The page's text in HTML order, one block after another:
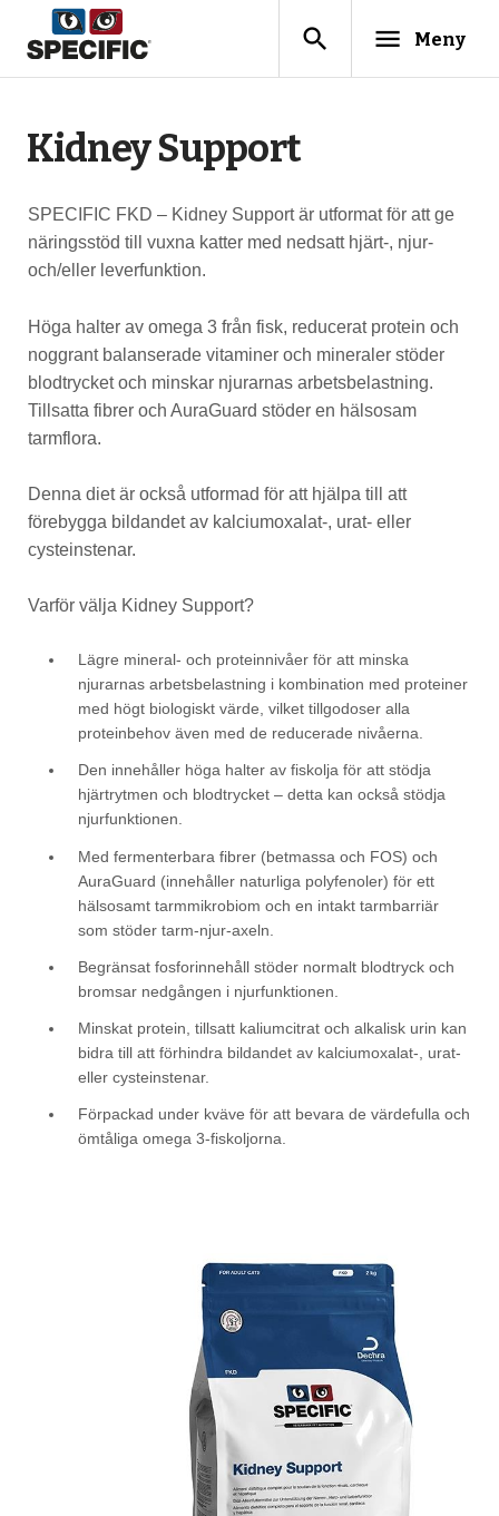
search menu Meny
Kidney Support
SPECIFIC FKD – Kidney Support är utformat för att ge
näringsstöd till vuxna katter med nedsatt hjärt-, njur-
och/eller leverfunktion.
Höga halter av omega 3 från fisk, reducerat protein och
noggrant balanserade vitaminer och mineraler stöder
blodtrycket och minskar njurarnas arbetsbelastning.
Tillsatta fibrer och AuraGuard stöder en hälsosam
tarmflora.
Denna diet är också utformad för att hjälpa till att
förebygga bildandet av kalciumoxalat-, urat- eller
cysteinstenar.
Varför välja Kidney Support?
Lägre mineral- och proteinnivåer för att minska
njurarnas arbetsbelastning i kombination med proteiner
med högt biologiskt värde, vilket tillgodoser alla
proteinbehov även med de reducerade nivåerna.
Den innehåller höga halter av fiskolja för att stödja
hjärtrytmen och blodtrycket – detta kan också stödja
njurfunktionen.
Med fermenterbara fibrer (betmassa och FOS) och
AuraGuard (innehåller naturliga polyfenoler) för ett
hälsosamt tarmmikrobiom och en intakt tarmbarriär
som stöder tarm-njur-axeln.
Begränsat fosforinnehåll stöder normalt blodtryck och
bromsar nedgången i njurfunktionen.
Minskat protein, tillsatt kaliumcitrat och alkalisk urin kan
bidra till att förhindra bildandet av kalciumoxalat-, urat-
eller cysteinstenar.
Förpackad under kväve för att bevara de värdefulla och
ömtåliga omega 3-fiskoljorna.